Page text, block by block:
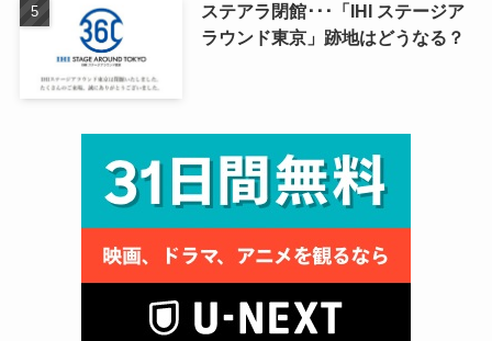
ステアラ閉館･･･「IHI ステージア
ラウンド東京」跡地はどうなる？